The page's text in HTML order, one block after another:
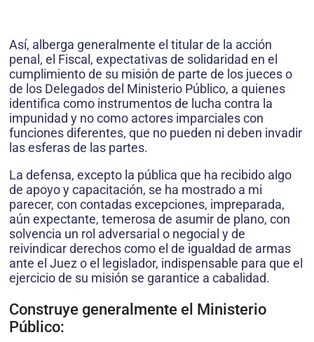
Así, alberga generalmente el titular de la acción
penal, el Fiscal, expectativas de solidaridad en el
cumplimiento de su misión de parte de los jueces o
de los Delegados del Ministerio Público, a quienes
identifica como instrumentos de lucha contra la
impunidad y no como actores imparciales con
funciones diferentes, que no pueden ni deben invadir
las esferas de las partes.
La defensa, excepto la pública que ha recibido algo
de apoyo y capacitación, se ha mostrado a mi
parecer, con contadas excepciones, impreparada,
aún expectante, temerosa de asumir de plano, con
solvencia un rol adversarial o negocial y de
reivindicar derechos como el de igualdad de armas
ante el Juez o el legislador, indispensable para que el
ejercicio de su misión se garantice a cabalidad.
Construye generalmente el Ministerio
Público: